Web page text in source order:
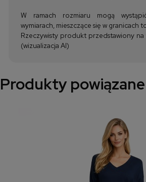
W ramach rozmiaru mogą
wymiarach, mieszczące się w granicach
Rzeczywisty produkt przedstawiony
(wizualizacja AI)
Produkty powiązane